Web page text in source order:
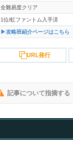
全難易度クリア
1位/虹ファントム入手済
▶攻略班紹介ページはこちら
URL発行
記事について指摘する